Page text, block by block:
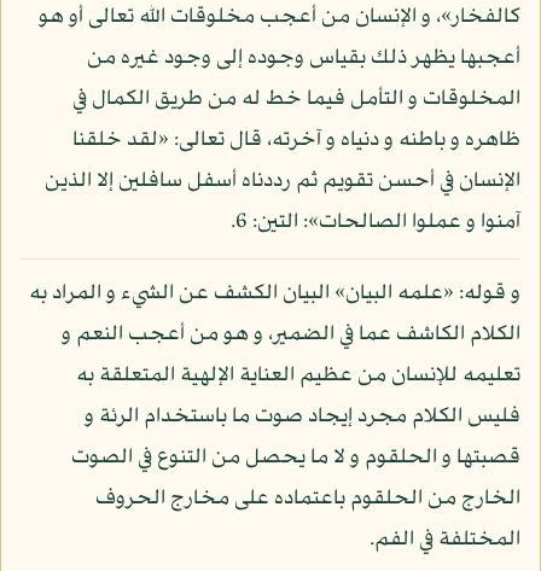
كالفخار»، و الإنسان من أعجب مخلوقات الله تعالى أو هو
أعجبها يظهر ذلك بقياس وجوده إلى وجود غيره من
المخلوقات و التأمل فيما خط له من طريق الكمال في
ظاهره و باطنه و دنياه و آخرته، قال تعالى: «لقد خلقنا
الإنسان في أحسن تقويم ثم رددناه أسفل سافلين إلا الذين
آمنوا و عملوا الصالحات»: التين: 6.
و قوله: «علمه البيان» البيان الكشف عن الشيء و المراد به
الكلام الكاشف عما في الضمير، و هو من أعجب النعم و
تعليمه للإنسان من عظيم العناية الإلهية المتعلقة به
فليس الكلام مجرد إيجاد صوت ما باستخدام الرئة و
قصبتها و الحلقوم و لا ما يحصل من التنوع في الصوت
الخارج من الحلقوم باعتماده على مخارج الحروف
المختلفة في الفم.